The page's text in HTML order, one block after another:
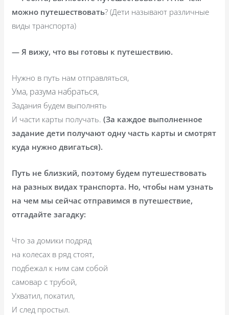
можно путешествовать? (Дети называют различные
виды транспорта)
— Я вижу, что вы готовы к путешествию.
Нужно в путь нам отправляться,
Ума, разума набраться,
Задания будем выполнять
И части карты получать. (За каждое выполненное
задание дети получают одну часть карты и смотрят
куда нужно двигаться).
Путь не близкий, поэтому будем путешествовать
на разных видах транспорта. Но, чтобы нам узнать
на чем мы сейчас отправимся в путешествие,
отгадайте загадку:
Что за домики подряд
на колесах в ряд стоят,
подбежал к ним сам собой
самовар с трубой,
Ухватил, покатил,
И след простыл.